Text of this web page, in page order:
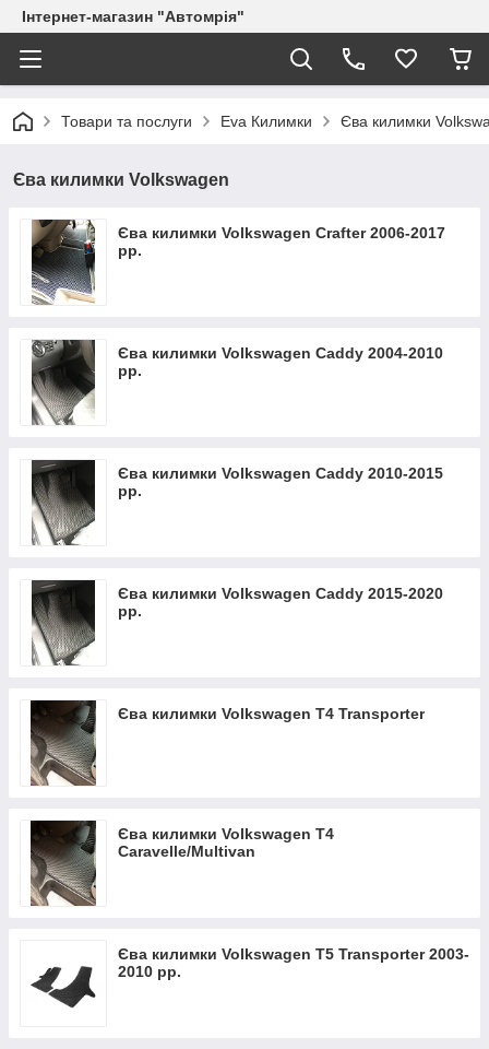
Інтернет-магазин "Автомрія"
Товари та послуги Eva Килимки Єва килимки
Єва килимки Volkswagen
Єва килимки Volkswagen Crafter 2006-2017
рр.
Єва килимки Volkswagen Caddy 2004-2010
рр.
Єва килимки Volkswagen Caddy 2010-2015
рр.
Єва килимки Volkswagen Caddy 2015-2020
рр.
Єва килимки Volkswagen T4 Transporter
Єва килимки Volkswagen T4
Caravelle/Multivan
Єва килимки Volkswagen T5 Transporter 2003-
2010 рр.